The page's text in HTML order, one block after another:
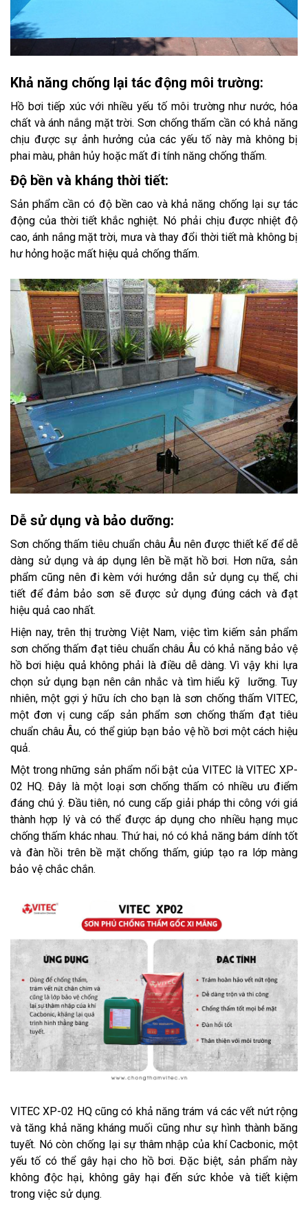
Khả năng chống lại tác động môi trường:
Hồ bơi tiếp xúc với nhiều yếu tố môi trường như nước, hóa
chất và ánh nắng mặt trời. Sơn chống thấm cần có khả năng
chịu được sự ảnh hưởng của các yếu tố này mà không bị
phai màu, phân hủy hoặc mất đi tính năng chống thấm.
Độ bền và kháng thời tiết:
Sản phẩm cần có độ bền cao và khả năng chống lại sự tác
động của thời tiết khắc nghiệt. Nó phải chịu được nhiệt độ
cao, ánh nắng mặt trời, mưa và thay đổi thời tiết mà không bị
hư hỏng hoặc mất hiệu quả chống thấm.
Dễ sử dụng và bảo dưỡng:
Sơn chống thấm tiêu chuẩn châu Âu nên được thiết kế để dễ
dàng sử dụng và áp dụng lên bề mặt hồ bơi. Hơn nữa, sản
phẩm cũng nên đi kèm với hướng dẫn sử dụng cụ thể, chi
tiết để đảm bảo sơn sẽ được sử dụng đúng cách và đạt
hiệu quả cao nhất.
Hiện nay, trên thị trường Việt Nam, việc tìm kiếm sản phẩm
sơn chống thấm đạt tiêu chuẩn châu Âu có khả năng bảo vệ
hồ bơi hiệu quả không phải là điều dễ dàng. Vì vậy khi lựa
chọn sử dụng bạn nên cân nhắc và tìm hiểu kỹ lưỡng. Tuy
nhiên, một gợi ý hữu ích cho bạn là sơn chống thấm VITEC,
một đơn vị cung cấp sản phẩm sơn chống thấm đạt tiêu
chuẩn châu Âu, có thể giúp bạn bảo vệ hồ bơi một cách hiệu
quả.
Một trong những sản phẩm nổi bật của VITEC là VITEC XP-
02 HQ. Đây là một loại sơn chống thấm có nhiều ưu điểm
đáng chú ý. Đầu tiên, nó cung cấp giải pháp thi công với giá
thành hợp lý và có thể được áp dụng cho nhiều hạng mục
chống thấm khác nhau. Thứ hai, nó có khả năng bám dính tốt
và đàn hồi trên bề mặt chống thấm, giúp tạo ra lớp màng
bảo vệ chắc chắn.
VITEC XP-02 HQ cũng có khả năng trám vá các vết nứt rộng
và tăng khả năng kháng muối cũng như sự hình thành băng
tuyết. Nó còn chống lại sự thâm nhập của khí Cacbonic, một
yếu tố có thể gây hại cho hồ bơi. Đặc biệt, sản phẩm này
không độc hại, không gây hại đến sức khỏe và tiết kiệm
trong việc sử dụng.